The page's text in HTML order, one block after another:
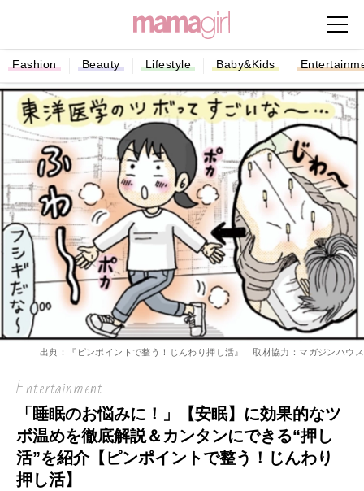
Fashion Beauty Lifestyle Baby&Kids
出典：『ピンポイントで整う！じんわり押し活』 取材協力：マガジンハウス
Entertainment
「睡眠のお悩みに！」【安眠】に効果的なツ
ボ温めを徹底解説＆カンタンにできる“押し
活”を紹介【ピンポイントで整う！じんわり
押し活】